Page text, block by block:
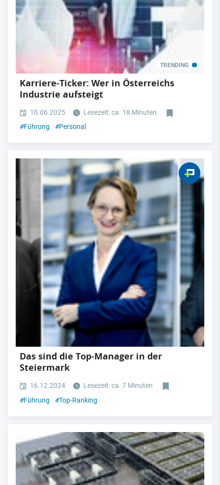
TRENDING
Karriere-Ticker: Wer in Österreichs
Industrie aufsteigt
10.06.2025
Lesezeit: ca. 18 Minuten
#Führung #Personal
Das sind die Top-Manager in der
Steiermark
16.12.2024
Lesezeit: ca. 7 Minuten
#Führung #Top-Ranking